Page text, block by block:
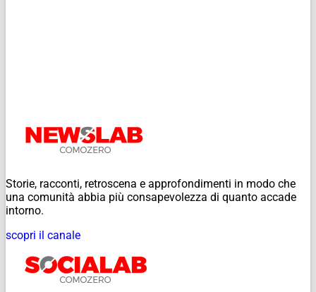
Storie, racconti, retroscena e approfondimenti in modo che
una comunità abbia più consapevolezza di quanto accade
intorno.
scopri il canale